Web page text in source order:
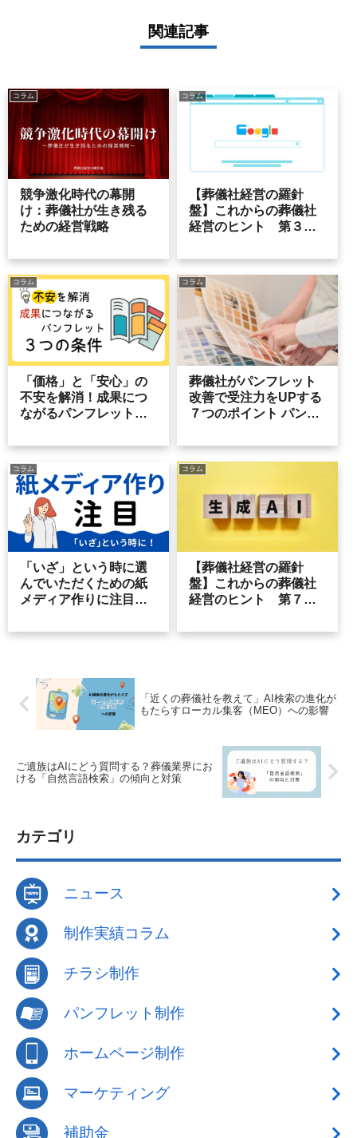
関連記事
コラム
競争激化時代の幕開
け：葬儀社が生き残る
ための経営戦略
コラム
【葬儀社経営の羅針
盤】これからの葬儀社
経営のヒント 第３７
コラム
「価格」と「安心」の
不安を解消！成果につ
ながるパンフレットの3
コラム
葬儀社がパンフレット
改善で受注力をUPする
７つのポイント パンフ
コラム
「いざ」という時に選
んでいただくための紙
メディア作りに注目し
コラム
【葬儀社経営の羅針
盤】これからの葬儀社
経営のヒント 第７８
「近くの葬儀社を教えて」AI検索の進化が
もたらすローカル集客（MEO）への影響
ご遺族はAIにどう質問する？葬儀業界にお
ける「自然言語検索」の傾向と対策
カテゴリ
ニュース
制作実績コラム
チラシ制作
パンフレット制作
ホームページ制作
マーケティング
補助金